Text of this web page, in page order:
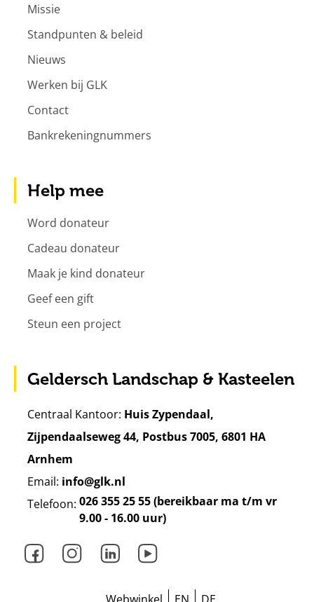
Missie
Standpunten & beleid
Nieuws
Werken bij GLK
Contact
Bankrekeningnummers
Help mee
Word donateur
Cadeau donateur
Maak je kind donateur
Geef een gift
Steun een project
Geldersch Landschap & Kasteelen
Centraal Kantoor: Huis Zypendaal,
Zijpendaalseweg 44, Postbus 7005, 6801 HA
Arnhem
Email: info@glk.nl
Telefoon: 026 355 25 55 (bereikbaar ma t/m vr
9.00 - 16.00 uur)